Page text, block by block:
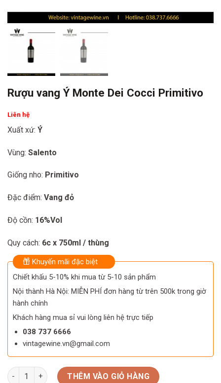
Rượu vang Ý Monte Dei Cocci Primitivo
Liên hệ
Xuất xứ: Ý
Vùng: Salento
Giống nho: Primitivo
Đặc điểm: Vang đỏ
Độ cồn: 16%Vol
Quy cách: 6c x 750ml / thùng
Khuyến mãi đặc biệt
Chiết khấu 5-10% khi mua từ 5-10 sản phẩm
Nội thành Hà Nội: MIỄN PHÍ đơn hàng từ trên 500k trong giờ
hành chính
Khách hàng mua sỉ vui lòng liên hệ trực tiếp
038 737 6666
vintagewine.vn@gmail.com
Rượu vang Ý Monte Dei Cocci Primitivo số lượng
THÊM VÀO GIỎ HÀNG